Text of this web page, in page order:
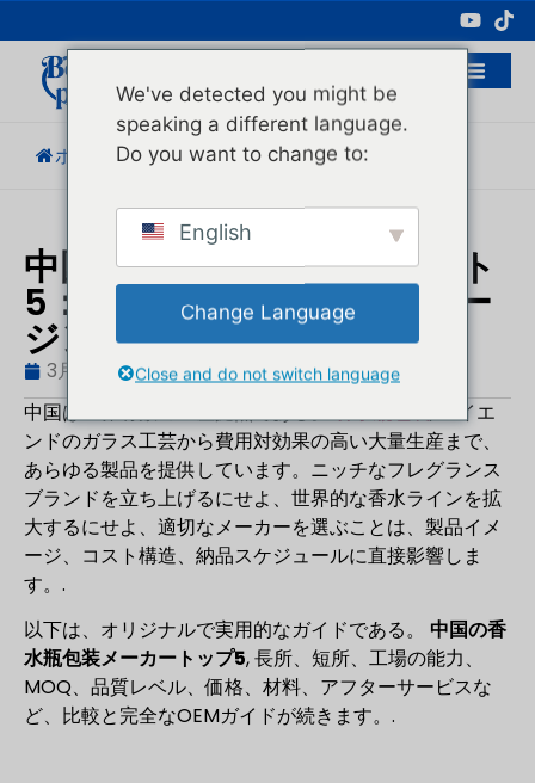
化粧品包装の専門メーカー
ホーム / ブログ / 業界動向 / 香水ベスト5...
中国の香水瓶メーカーベスト
5：信頼できるOEMパッケー
ジングサプライヤー
3月 2, 2026 ブログ,業界動向
ヒューゴ
中国は世界有数の生産拠点である。香水瓶包装, ハイエ
ンドのガラス工芸から費用対効果の高い大量生産まで、
あらゆる製品を提供しています。ニッチなフレグランス
ブランドを立ち上げるにせよ、世界的な香水ラインを拡
大するにせよ、適切なメーカーを選ぶことは、製品イメ
ージ、コスト構造、納品スケジュールに直接影響しま
す。.
以下は、オリジナルで実用的なガイドである。 中国の香
水瓶包装メーカートップ5, 長所、短所、工場の能力、
MOQ、品質レベル、価格、材料、アフターサービスな
ど、比較と完全なOEMガイドが続きます。.
We've detected you might be
speaking a different language.
Do you want to change to:
English
Change Language
Close and do not switch language